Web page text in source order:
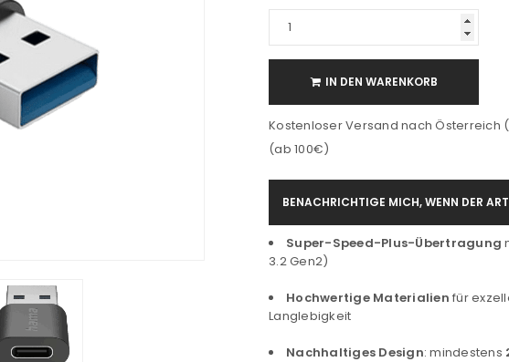
IN DEN WARENKORB
Kostenloser Versand nach Österreich
(ab 100€)
BENACHRICHTIGE MICH, WENN DER
Super-Speed-Plus-Übertragung
3.2 Gen2)
Hochwertige Materialien für
Langlebigkeit
Nachhaltiges Design: mindestens